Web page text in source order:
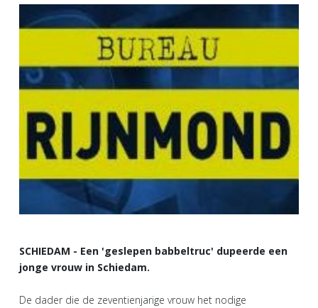
SCHIEDAM - Een 'geslepen babbeltruc' dupeerde een
jonge vrouw in Schiedam.
De dader die de zeventienjarige vrouw het nodige